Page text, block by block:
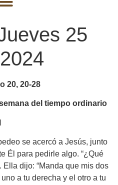
25
20, 20-28
del tiempo ordinario
se acercó a Jesús, junto
Él para pedirle algo. “¿Qué
Ella dijo: “Manda que mis dos
a tu derecha y el otro a tu